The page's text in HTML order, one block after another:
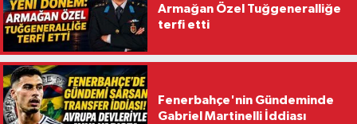
Armağan Özel Tuğgeneralliğe
terfi etti
Fenerbahçe'nin Gündeminde
Gabriel Martinelli İddiası